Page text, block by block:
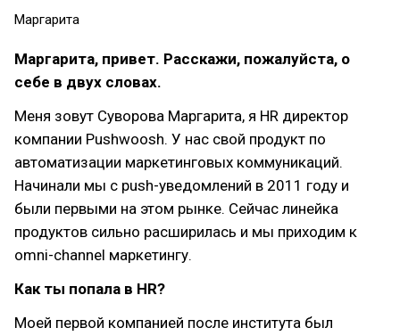
Маргарита​
Маргарита, привет. Расскажи, пожалуйста, о
себе в двух словах.
Меня зовут Суворова Маргарита, я HR директор
компании Pushwoosh. У нас свой продукт по
автоматизации маркетинговых коммуникаций.
Начинали мы с push-уведомлений в 2011 году и
были первыми на этом рынке. Сейчас линейка
продуктов сильно расширилась и мы приходим к
omni-channel маркетингу.
Как ты попала в HR?
Моей первой компанией после института был